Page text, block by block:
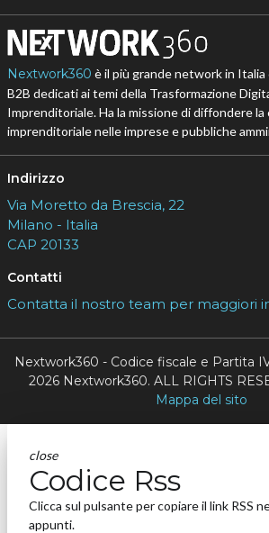
Nextwork360 è il più grande network in
B2B dedicati ai temi della Trasformazione
Imprenditoriale. Ha la missione di diffondere
imprenditoriale nelle imprese e pubbliche
Indirizzo
Via Moretto da Brescia, 22
Milano - Italia
CAP 20133
Contatti
Contatta il nostro team per maggiori
Nextwork360 - Codice fiscale e Partita
2026 Nextwork360. ALL RIGHTS
Mappa del sito
close
Codice Rss
Clicca sul pulsante per copiare il link RSS
appunti.